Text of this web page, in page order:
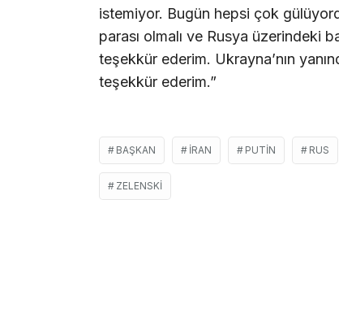
istemiyor. Bugün hepsi çok
parası olmalı ve Rusya üzerindeki
teşekkür ederim. Ukrayna’nın
teşekkür ederim.”
BAŞKAN İRAN PUTIN RUS
ZELENSKI